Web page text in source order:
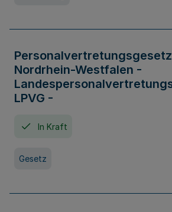
Nordrhein-Westfalen -
LPVG -
In Kraft
Gesetz